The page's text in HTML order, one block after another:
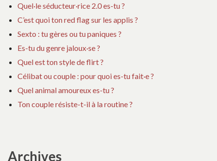
Quel·le séducteur·rice 2.0 es-tu ?
C’est quoi ton red flag sur les applis ?
Sexto : tu gères ou tu paniques ?
Es-tu du genre jaloux·se ?
Quel est ton style de flirt ?
Célibat ou couple : pour quoi es-tu fait·e ?
Quel animal amoureux es-tu ?
Ton couple résiste-t-il à la routine ?
Archives